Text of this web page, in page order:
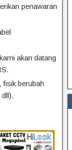
penawaran
akan datang
fisik berubah